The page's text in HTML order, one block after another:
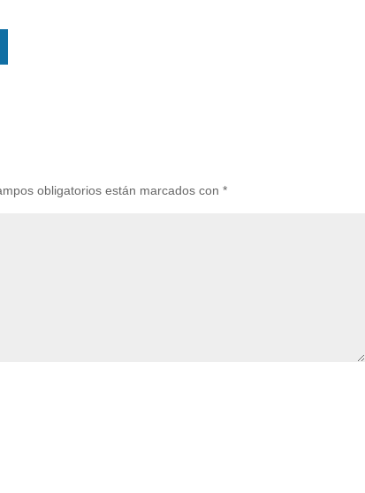
obligatorios están marcados con*